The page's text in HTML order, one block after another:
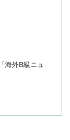
海外B級ニュ